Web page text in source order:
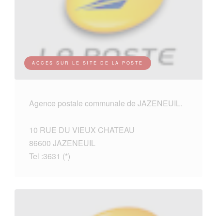
ACCES SUR LE SITE DE LA POSTE
Agence postale communale de JAZENEUIL.
10 RUE DU VIEUX CHATEAU
86600 JAZENEUIL
Tel :3631 (*)